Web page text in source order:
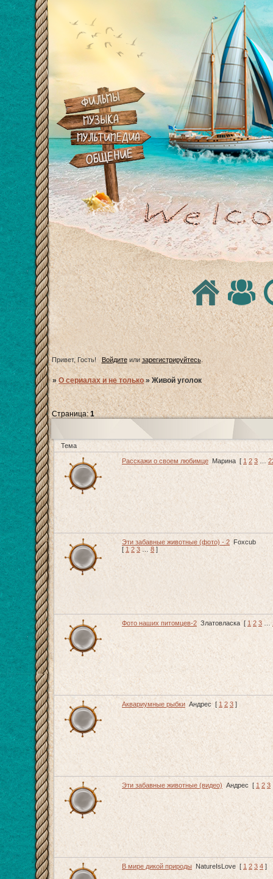
Привет, Гость! Войдитеили зарегистрируйтесь.
»О сериалах и не только »Живой уголок
Страница:1
Тема
Расскажи о своем любимце Марина [ 1 2 3
Эти забавные животные (фото) - 2
Foxcub
[ 1 2 3 … 8 ]
Фото наших питомцев-2 Златовласка [ 1 2 3
Аквариумные рыбки Андрес [ 1 2 3 ]
Эти забавные животные (видео) Андрес [ 1 2 3
В мире дикой природы NatureIsLove [ 1 2 3 4 ]